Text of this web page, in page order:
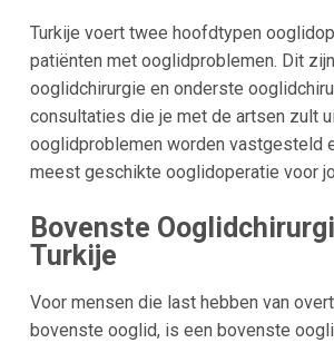
Turkije voert twee hoofdtypen
patiënten met ooglidproblemen. Dit
ooglidchirurgie en onderste
consultaties die je met de artsen zult
ooglidproblemen worden vastgesteld
meest geschikte ooglidoperatie voor
Bovenste
Turkije
Voor mensen die last hebben van
bovenste ooglid, is een bovenste